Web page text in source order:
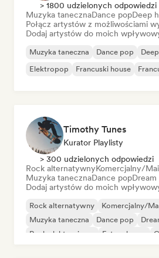
> 1800 udzielonych odpowiedzi
Muzyka tanecznaDance popDeep
Połącz artystów z możliwościami
Dodaj artystów do moich
Muzyka taneczna Dance pop
Elektropop
Francuski house
Timothy Tunes
Kurator Playlisty
> 300 udzielonych odpowiedzi
Rock alternatywnyKomercjalny/
Muzyka tanecznaDance popDream
Dodaj artystów do moich
Rock alternatywny
Komercjalny/
Muzyka taneczna
Dance pop
Rock elektroniczny
Future house